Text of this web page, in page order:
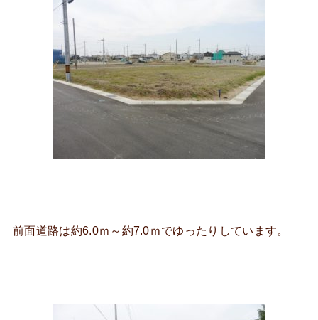
前面道路は約6.0ｍ～約7.0ｍでゆったりしています。